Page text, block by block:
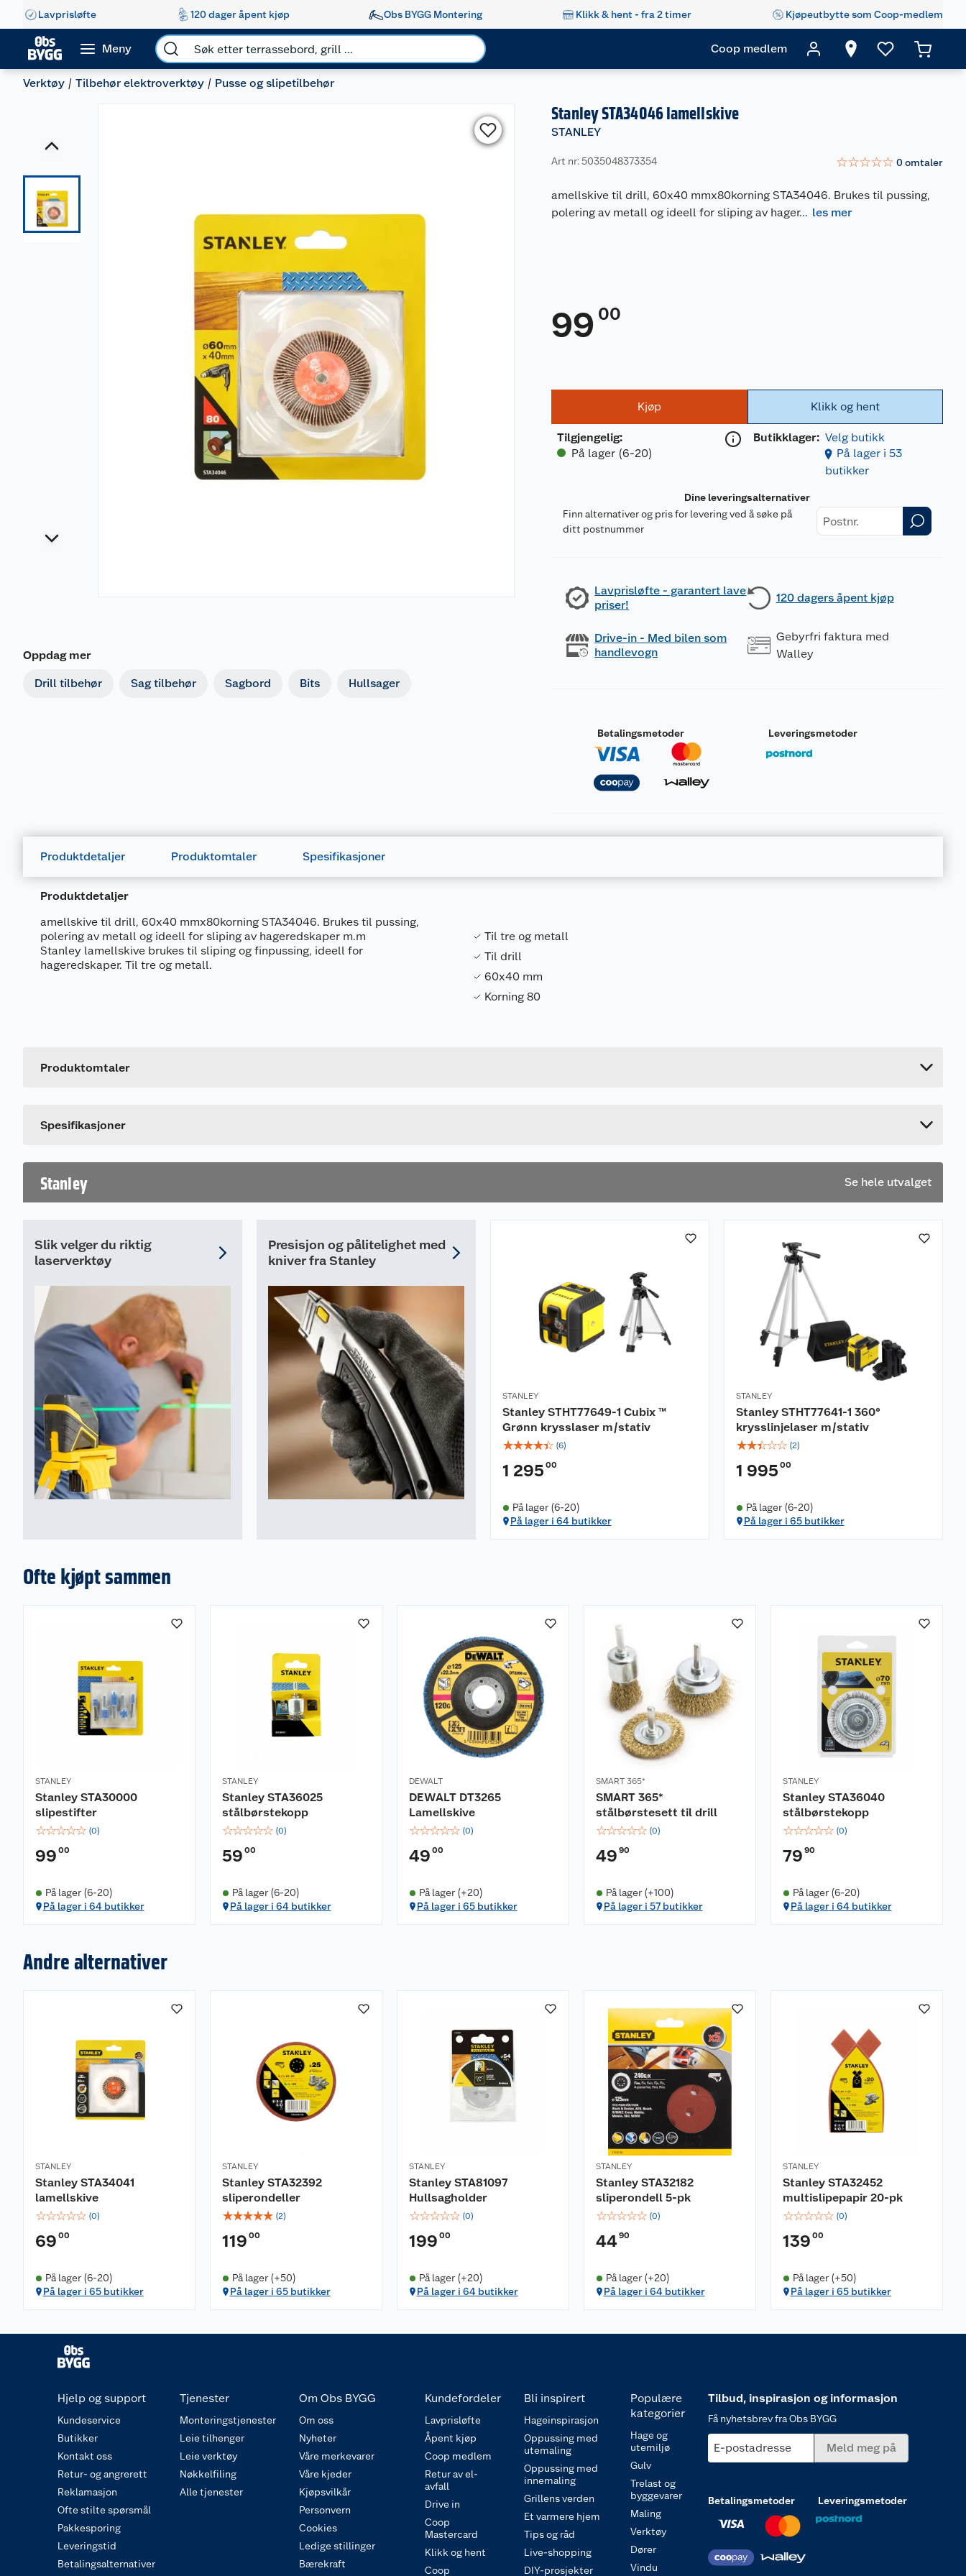
Lavprisløfte 120 dager åpent kjøp Obs BYGG Montering Klikk & hent - fra 2 timer Kjøpeutbytte som Coop-medlem
Meny Coop medlem
Verktøy Tilbehør elektroverktøy Pusse og slipetilbehør
Oppdag mer
Drill tilbehør Sag tilbehør Sagbord Bits Hullsager
Stanley STA34046 lamellskive
STANLEY
Art nr: 5035048373354 ☆☆☆☆☆ 0omtaler
amellskive til drill, 60x40 mmx80korning STA34046. Brukes til pussing,
polering av metall og ideell for sliping av hager... les mer
99 00
Kjøp
Tilgjengelig:
På lager (6-20)
Klikk og hent
Butikklager: Velg butikk
På lager i 53
butikker
Dine leveringsalternativer
Finn alternativer og pris for levering ved å søke på
ditt postnummer
Lavprisløfte - garantert lave
priser!
120 dagers åpent kjøp
Drive-in - Med bilen som
handlevogn
Gebyrfri faktura med
Walley
Betalingsmetoder Leveringsmetoder
Produktdetaljer Produktomtaler Spesifikasjoner
Produktdetaljer
amellskive til drill, 60x40 mmx80korning STA34046. Brukes til pussing,
polering av metall og ideell for sliping av hageredskaper m.m
Stanley lamellskive brukes til sliping og finpussing, ideell for
hageredskaper. Til tre og metall.
Til tre og metall
Til drill
60x40 mm
Korning 80
Produktomtaler
Spesifikasjoner
Leverandørens artikkelnummer
Stanley Se hele utvalget
Slik velger du riktig
laserverktøy
Presisjon og pålitelighet med
kniver fra Stanley
STANLEY
Stanley STHT77649-1 Cubix ™
Grønn krysslaser m/stativ
☆☆☆☆☆ (6)
1 295 00
På lager (6-20)
På lager i 64 butikker
STANLEY
Stanley STHT77641-1 360°
krysslinjelaser m/stativ
☆☆☆☆☆ (2)
1 995 00
På lager (6-20)
På lager i 65 butikker
Ofte kjøpt sammen
STANLEY
Stanley STA30000
slipestifter
☆☆☆☆☆ (0)
99 00
På lager (6-20)
På lager i 64 butikker
STANLEY
Stanley STA36025
stålbørstekopp
☆☆☆☆☆ (0)
59 00
På lager (6-20)
På lager i 64 butikker
DEWALT
DEWALT DT3265
Lamellskive
☆☆☆☆☆ (0)
49 00
På lager (+20)
På lager i 65 butikker
SMART 365*
SMART 365*
stålbørstesett til drill
☆☆☆☆☆ (0)
49 90
På lager (+100)
På lager i 57 butikker
STANLEY
Stanley STA36040
stålbørstekopp
☆☆☆☆☆ (0)
79 90
På lager (6-20)
På lager i 64 butikker
Andre alternativer
STANLEY
Stanley STA34041
lamellskive
☆☆☆☆☆ (0)
69 00
På lager (6-20)
På lager i 65 butikker
STANLEY
Stanley STA32392
sliperondeller
☆☆☆☆☆ (2)
119 00
På lager (+50)
På lager i 65 butikker
STANLEY
Stanley STA81097
Hullsagholder
☆☆☆☆☆ (0)
199 00
På lager (+20)
På lager i 64 butikker
STANLEY
Stanley STA32182
sliperondell 5-pk
☆☆☆☆☆ (0)
4490
På lager (+20)
På lager i 64 butikker
STANLEY
Stanley STA32452
multislipepapir 20-pk
☆☆☆☆☆ (0)
139 00
På lager (+50)
På lager i 65 butikker
Hjelp og support
Kundeservice
Butikker
Kontakt oss
Retur- og angrerett
Reklamasjon
Ofte stilte spørsmål
Pakkesporing
Leveringstid
Betalingsalternativer
Tjenester
Monteringstjenester
Leie tilhenger
Leie verktøy
Nøkkelfiling
Alle tjenester
Om Obs BYGG
Om oss
Nyheter
Våre merkevarer
Våre kjeder
Kjøpsvilkår
Personvern
Cookies
Ledige stillinger
Bærekraft
Kundefordeler
Lavprisløfte
Åpent kjøp
Coop medlem
Retur av el-
avfall
Drive in
Coop
Mastercard
Klikk og hent
Coop
Bli inspirert
Hageinspirasjon
Oppussing med
utemaling
Oppussing med
innemaling
Grillens verden
Et varmere hjem
Tips og råd
Live-shopping
DIY-prosjekter
Populære
kategorier
Hage og
utemiljø
Gulv
Trelast og
byggevarer
Maling
Verktøy
Dører
Vindu
Tilbud, inspirasjon og informasjon
Få nyhetsbrev fra Obs BYGG
E-postadresse Meld meg på
Betalingsmetoder Leveringsmetoder